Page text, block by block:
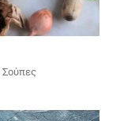
Σούπες